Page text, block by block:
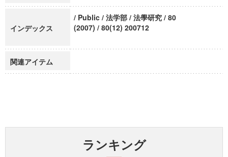
インデックス
/ Public / 法学部 / 法學研究 / 80
(2007) / 80(12) 200712
関連アイテム
ランキング